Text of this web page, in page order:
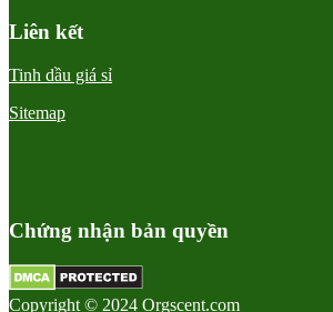
Liên kết
Tinh dầu giá sỉ
Sitemap
Chứng nhận bản quyền
Copyright © 2024 Orgscent.com